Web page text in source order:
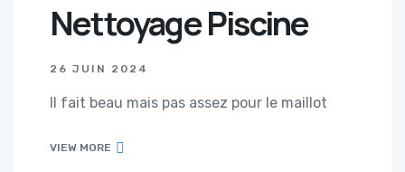
Nettoyage Piscine
26 JUIN 2024
Il fait beau mais pas assez pour le maillot
VIEW MORE